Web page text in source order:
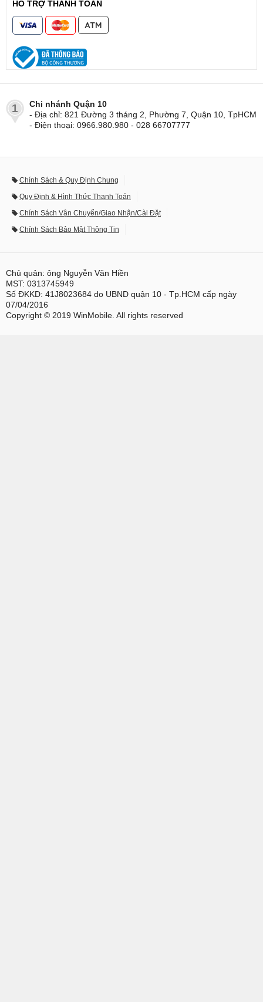
HỖ TRỢ THANH TOÁN
1
Chi nhánh Quận 10
- Địa chỉ: 821 Đường 3 tháng 2, Phường 7, Quận 10, TpHCM
- Điện thoại: 0966.980.980 - 028 66707777
Chính Sách & Quy Định Chung
Quy Định & Hình Thức Thanh Toán
Chính Sách Vận Chuyển/Giao Nhận/Cài Đặt
Chính Sách Bảo Mật Thông Tin
Chủ quản: ông Nguyễn Văn Hiền
MST: 0313745949
Số ĐKKD: 41J8023684 do UBND quận 10 - Tp.HCM cấp ngày
07/04/2016
Copyright © 2019 WinMobile. All rights reserved